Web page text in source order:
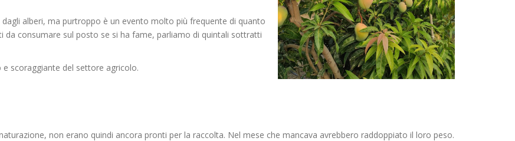
alberi, ma purtroppo è un evento molto più frequente di quanto
consumare sul posto se si ha fame, parliamo di quintali sottratti
scoraggiante del settore agricolo.
non erano quindi ancora pronti per la raccolta. Nel mese che mancava avrebbero raddoppiato il loro peso.